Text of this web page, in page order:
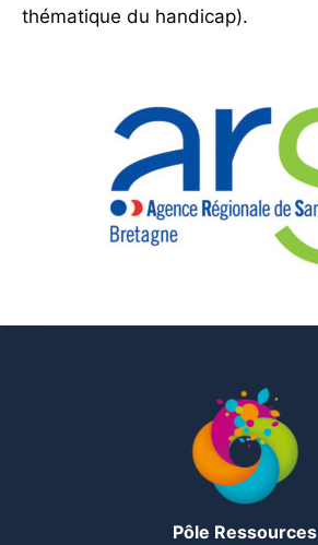
thématique du handicap).
Pôle Ressources